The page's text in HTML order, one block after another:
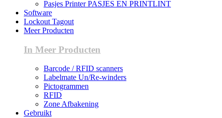
Pasjes Printer PASJES EN PRINTLINT
Software
Lockout Tagout
Meer Producten
In Meer Producten
Barcode / RFID scanners
Labelmate Un/Re-winders
Pictogrammen
RFID
Zone Afbakening
Gebruikt